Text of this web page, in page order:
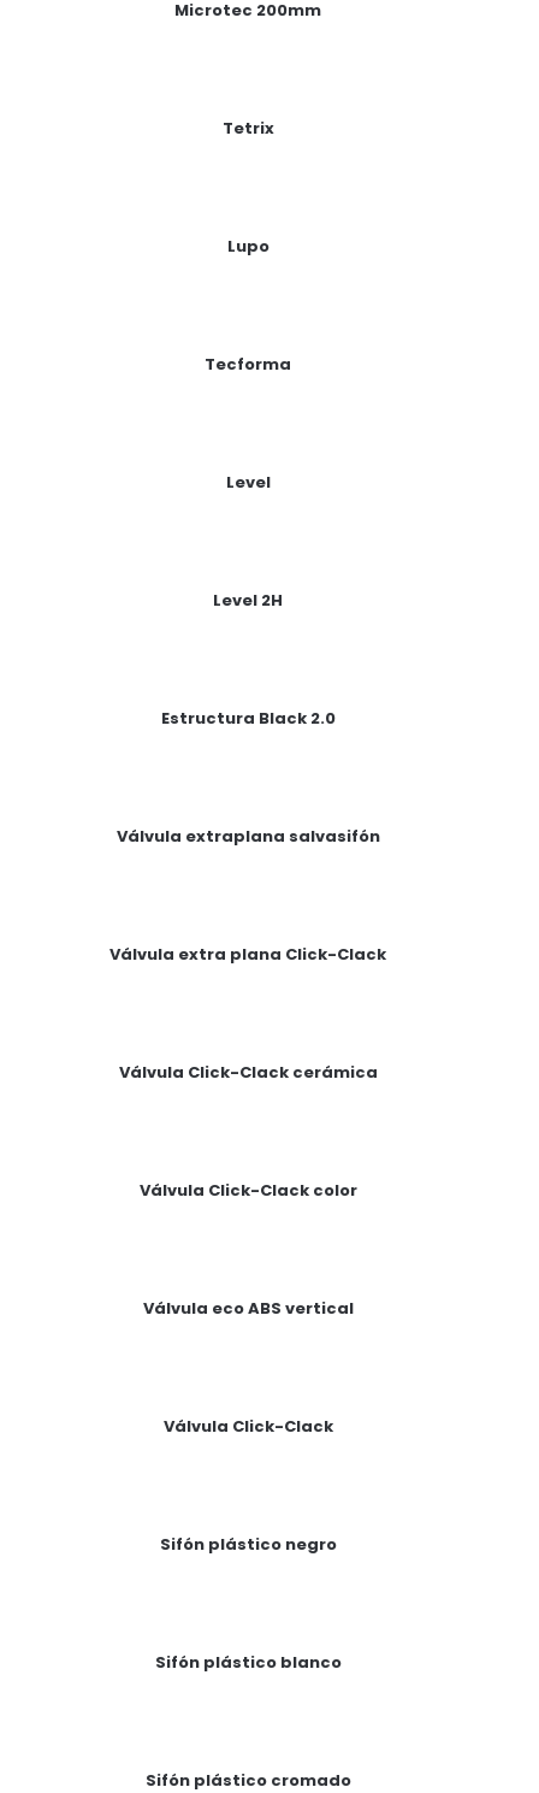
Microtec 200mm
Tetrix
Lupo
Tecforma
Level
Level 2H
Estructura Black 2.0
Válvula extraplana salvasifón
Válvula extra plana Click-Clack
Válvula Click-Clack cerámica
Válvula Click-Clack color
Válvula eco ABS vertical
Válvula Click-Clack
Sifón plástico negro
Sifón plástico blanco
Sifón plástico cromado